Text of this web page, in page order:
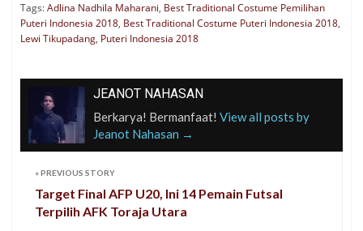
Tags:Adlina Nadhila Maharani, Best Traditional Costume Pemilihan
Puteri Indonesia 2018, Best Traditional Costume Puteri Indonesia 2018,
Lewi Tikupadang, Puteri Indonesia 2018
JEANOT NAHASAN
Berkarya! Bermanfaat! View all posts by
Jeanot Nahasan →
« PREVIOUS STORY
Target Final AFP U20, Ini 14 Pemain Futsal
Terpilih AFK Toraja Utara